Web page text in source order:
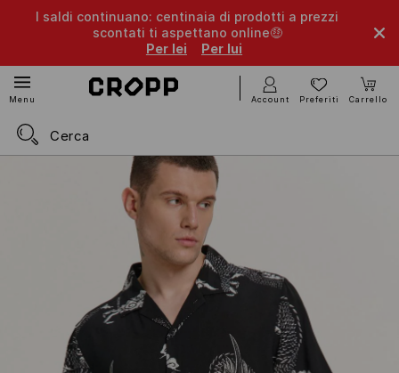
I saldi continuano: centinaia di prodotti a prezzi
scontati ti aspettano online🤑
Per lei
Per lui
Menu Account Preferiti Carrello